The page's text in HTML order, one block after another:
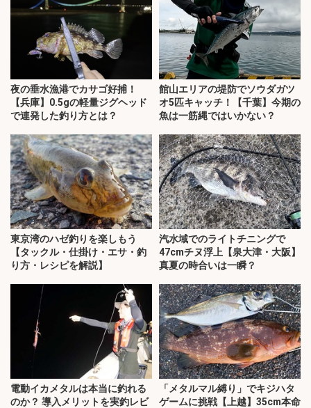
夜の垂水漁港でカサゴ好捕！
【兵庫】0.5gの軽量ジグヘッド
で連発した釣り方とは？
館山エリアの堤防でソウダガツ
オ5匹キャッチ！【千葉】今期の
魚は一筋縄ではいかない？
東京湾のハゼ釣りを楽しもう
【タックル・仕掛け・エサ・釣
り方・レシピを解説】
汽水域でのライトチニングで
47cmチヌ浮上【泉大津・大阪】
真夏の時合いは一瞬？
電動イカメタルは本当に釣れる
のか？ 導入メリットを実釣レビ
「メタルマル縛り」でキジハタ
ゲームに挑戦【上越】35cm本命